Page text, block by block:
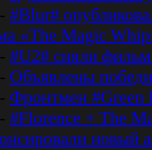
#Blur#
«The Magic
#U2# сняли
Объявлены
Фронтмен #Green
#Florence + The
новый